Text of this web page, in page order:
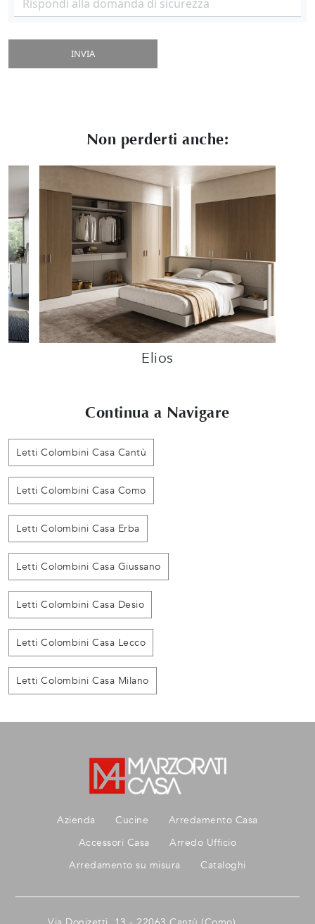
INVIA
Non perderti anche:
Elios
Continua a Navigare
Letti Colombini Casa Cantù
Letti Colombini Casa Como
Letti Colombini Casa Erba
Letti Colombini Casa Giussano
Letti Colombini Casa Desio
Letti Colombini Casa Lecco
Letti Colombini Casa Milano
Azienda Cucine
Arredamento Casa
Accessori Casa
Arredo Ufficio
Arredamento su misura
Cataloghi